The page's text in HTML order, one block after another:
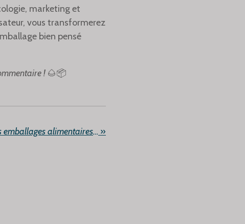
marketing et
vous transformerez
bien pensé
! 🌰📦
Le code-barres sur les emballages alimentaires : une petite empreinte aux grands pouvoirs »